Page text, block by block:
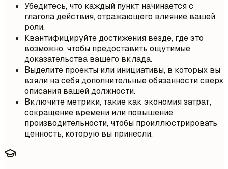
Убедитесь, что каждый пункт начинается с
глагола действия, отражающего влияние вашей
роли.
Квантифицируйте достижения везде, где это
возможно, чтобы предоставить ощутимые
доказательства вашего вклада.
Выделите проекты или инициативы, в которых вы
взяли на себя дополнительные обязанности сверх
описания вашей должности.
Включите метрики, такие как экономия затрат,
сокращение времени или повышение
производительности, чтобы проиллюстрировать
ценность, которую вы принесли.